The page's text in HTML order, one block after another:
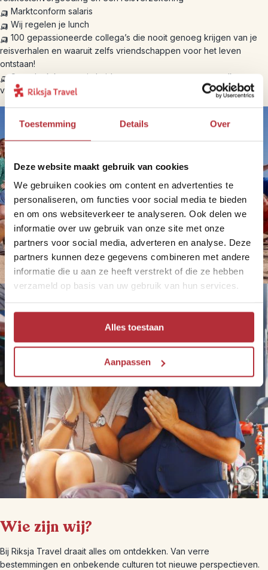
Toestemming Details Over
Deze website maakt gebruik van cookies
We gebruiken cookies om content en advertenties te
personaliseren, om functies voor social media te bieden
en om ons websiteverkeer te analyseren. Ook delen we
informatie over uw gebruik van onze site met onze
partners voor social media, adverteren en analyse. Deze
partners kunnen deze gegevens combineren met andere
informatie die u aan ze heeft verstrekt of die ze hebben
verzameld op basis van uw gebruik van hun services.
Alles toestaan
Aanpassen
🛺 Marktconform salaris
🛺 Wij regelen je lunch
🛺 100 gepassioneerde collega’s die nooit genoeg krijgen van je
reisverhalen en waaruit zelfs vriendschappen voor het leven
ontstaan!
🛺 Superleuk kantoor in Leiden waar we successen met elkaar
vieren en bijzondere activiteiten met elkaar organiseren
Wie zijn wij?
Bij Riksja Travel draait alles om ontdekken. Van verre
bestemmingen en onbekende culturen tot nieuwe perspectieven.